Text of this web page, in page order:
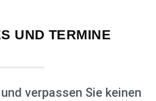
UND TERMINE
verpassen Sie keinen